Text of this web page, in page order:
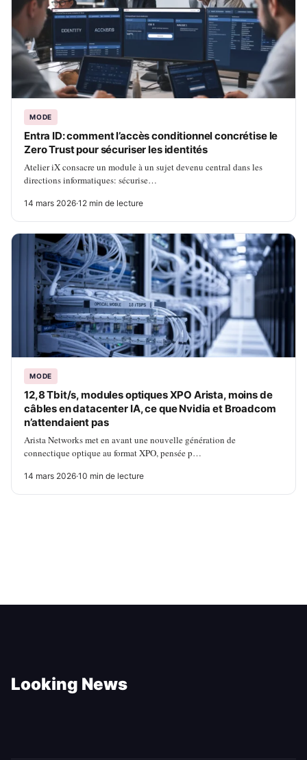
MODE
Entra ID: comment l’accès conditionnel concrétise le
Zero Trust pour sécuriser les identités
Atelier iX consacre un module à un sujet devenu central dans les
directions informatiques: sécurise…
14 mars 2026·12 min de lecture
MODE
12,8 Tbit/s, modules optiques XPO Arista, moins de
câbles en datacenter IA, ce que Nvidia et Broadcom
n’attendaient pas
Arista Networks met en avant une nouvelle génération de
connectique optique au format XPO, pensée p…
14 mars 2026·10 min de lecture
Looking News